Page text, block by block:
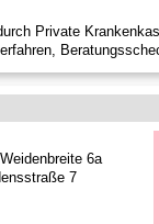
Private
6a
7